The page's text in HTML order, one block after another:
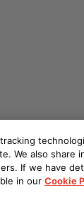
We also
If we have
in our Cookie